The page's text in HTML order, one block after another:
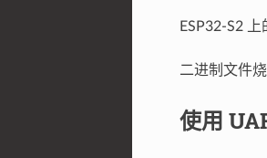
ESP32-S2
二进制文件
使用